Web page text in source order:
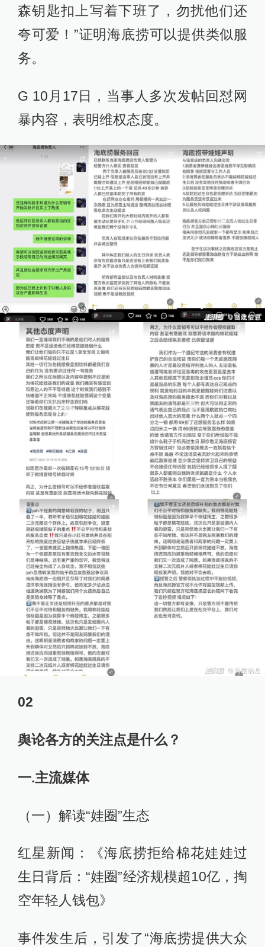
森钥匙扣上写着下班了，勿扰他们还
夸可爱！”证明海底捞可以提供类似服
务。
G 10月17日，当事人多次发帖回怼网
暴内容，表明维权态度。
02
舆论各方的关注点是什么？
一.主流媒体
（一）解读“娃圈”生态
红星新闻：《海底捞拒给棉花娃娃过
生日背后：“娃圈”经济规模超10亿，掏
空年轻人钱包》
事件发生后，引发了“海底捞提供大众